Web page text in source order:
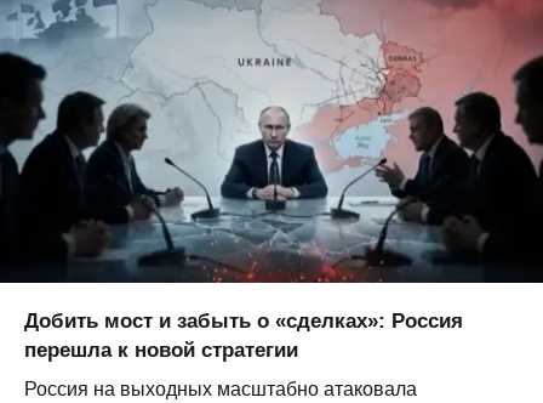
Добить мост и забыть о «сделках»: Россия
перешла к новой стратегии
Россия на выходных масштабно атаковала